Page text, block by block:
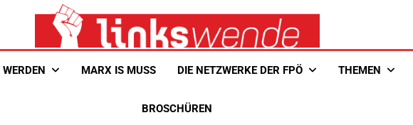
Linkswende Jetzt!
MARX IS MUSS DIE NETZWERKE DER FPÖ THEMEN
BROSCHÜREN